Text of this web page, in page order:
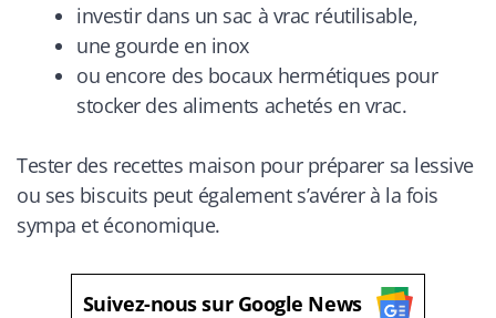
investir dans un sac à vrac réutilisable,
une gourde en inox
ou encore des bocaux hermétiques pour
stocker des aliments achetés en vrac.
Tester des recettes maison pour préparer sa lessive
ou ses biscuits peut également s’avérer à la fois
sympa et économique.
Suivez-nous sur Google News